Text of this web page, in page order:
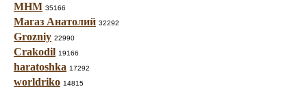
МНМ 35166
Магаз Анатолий 32292
Grozniy 22990
Crakodil 19166
haratoshka 17292
worldriko 14815